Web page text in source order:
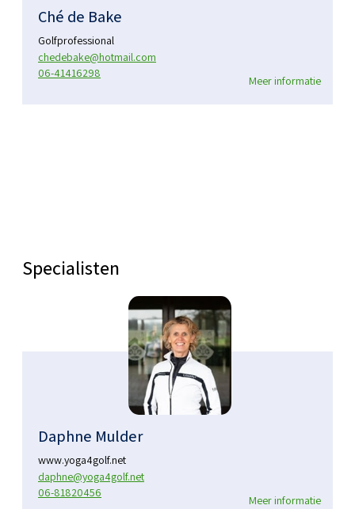
Ché de Bake
Golfprofessional
chedebake@hotmail.com
06-41416298
Meer informatie
Specialisten
Daphne Mulder
www.yoga4golf.net
daphne@yoga4golf.net
06-81820456
Meer informatie